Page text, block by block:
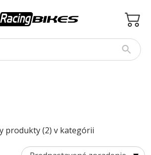
produkty (2) v kategórii